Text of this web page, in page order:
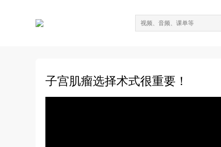
子宫肌瘤选择术式很重要！